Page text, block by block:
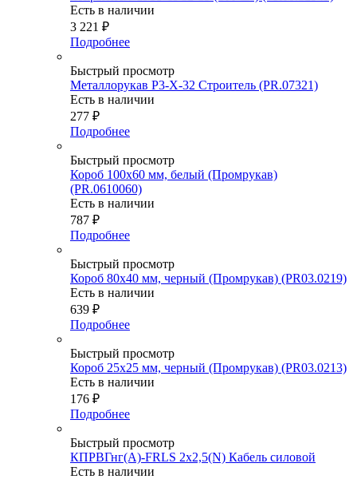
Есть в наличии
3 221 ₽
Подробнее
Быстрый просмотр
Металлорукав Р3-Х-32 Строитель (PR.07321)
Есть в наличии
277 ₽
Подробнее
Быстрый просмотр
Короб 100х60 мм, белый (Промрукав)
(PR.0610060)
Есть в наличии
787 ₽
Подробнее
Быстрый просмотр
Короб 80х40 мм, черный (Промрукав) (PR03.0219)
Есть в наличии
639 ₽
Подробнее
Быстрый просмотр
Короб 25х25 мм, черный (Промрукав) (PR03.0213)
Есть в наличии
176 ₽
Подробнее
Быстрый просмотр
КПРВГнг(А)-FRLS 2х2,5(N) Кабель силовой
Есть в наличии